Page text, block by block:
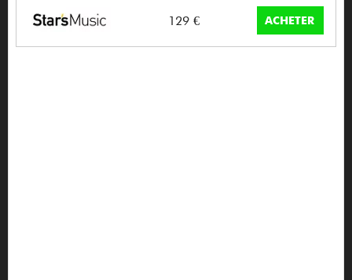
129 € ACHETER